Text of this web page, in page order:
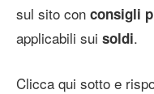
sul sito con consigli
applicabili sui soldi.
Clicca qui sotto e